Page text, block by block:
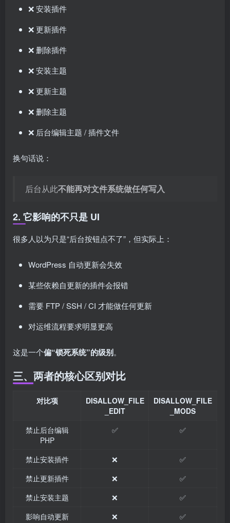
❌ 安装插件
❌ 更新插件
❌ 删除插件
❌ 安装主题
❌ 更新主题
❌ 删除主题
❌ 后台编辑主题 / 插件文件
换句话说：
后台从此不能再对文件系统做任何写入
2. 它影响的不只是 UI
很多人以为只是“后台按钮点不了”，但实际上：
WordPress 自动更新会失效
某些依赖自更新的插件会报错
需要 FTP / SSH / CI 才能做任何更新
对运维流程要求明显更高
这是一个偏“锁死系统”的级别。
三、两者的核心区别对比
对比项
DISALLOW_FILE
_EDIT
DISALLOW_FILE
_MODS
禁止后台编辑
PHP
✅ ✅
禁止安装插件 ❌
✅
禁止更新插件
❌
✅
禁止安装主题
❌
✅
影响自动更新
❌ ✅